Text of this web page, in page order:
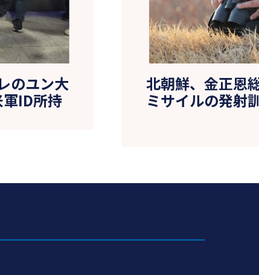
のユン大
ID所持
北朝鮮、金正恩
ミサイルの発射